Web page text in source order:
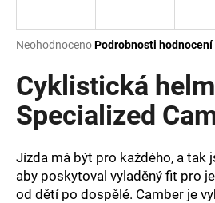
Průměrné
produktu
je
0,0
z
hvězdiček.
NeohodnocenoPodrobnosti hodnocení
Cyklistická
Specialized
Jízda má být pro každého, a tak
aby poskytoval vyladěný fit pro
od dětí po dospělé. Camber je
j
t
?
HLEDAT